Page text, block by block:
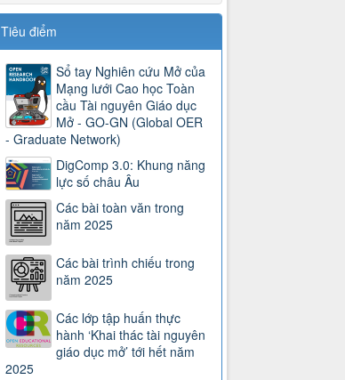
Tiêu điểm
Sổ tay Nghiên cứu Mở của
Mạng lưới Cao học Toàn
cầu Tài nguyên Giáo dục
Mở - GO-GN (Global OER
- Graduate Network)
DigComp 3.0: Khung năng
lực số châu Âu
Các bài toàn văn trong
năm 2025
Các bài trình chiếu trong
năm 2025
Các lớp tập huấn thực
hành ‘Khai thác tài nguyên
giáo dục mở’ tới hết năm
2025